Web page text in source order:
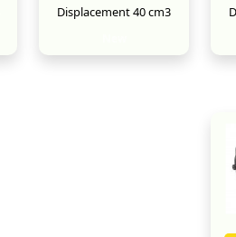
Displacement 40 cm3